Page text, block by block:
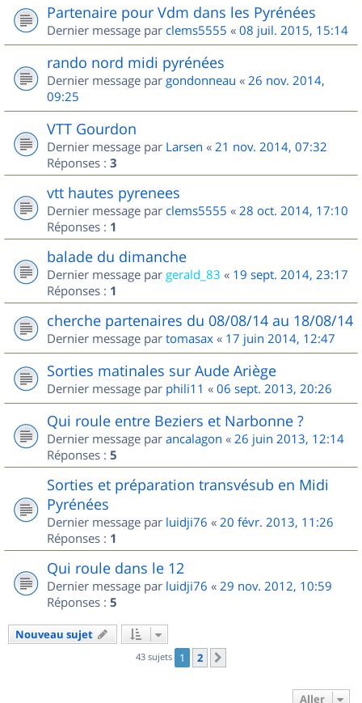
Partenaire pour Vdm dans les Pyrénées
Dernier message par clems5555 « 08 juil. 2015, 15:14
rando nord midi pyrénées
Dernier message par gondonneau « 26 nov. 2014,
09:25
VTT Gourdon
Dernier message par Larsen « 21 nov. 2014, 07:32
Réponses : 3
vtt hautes pyrenees
Dernier message par clems5555 « 28 oct. 2014, 17:10
Réponses : 1
balade du dimanche
Dernier message par gerald_83 « 19 sept. 2014, 23:17
Réponses : 1
cherche partenaires du 08/08/14 au 18/08/14
Dernier message par tomasax « 17 juin 2014, 12:47
Sorties matinales sur Aude Ariège
Dernier message par phili11 « 06 sept. 2013, 20:26
Qui roule entre Beziers et Narbonne ?
Dernier message par ancalagon « 26 juin 2013, 12:14
Réponses : 5
Sorties et préparation transvésub en Midi
Pyrénées
Dernier message par luidji76 « 20 févr. 2013, 11:26
Réponses : 1
Qui roule dans le 12
Dernier message par luidji76 « 29 nov. 2012, 10:59
Réponses : 5
Nouveau sujet
43 sujets 1 2
Aller